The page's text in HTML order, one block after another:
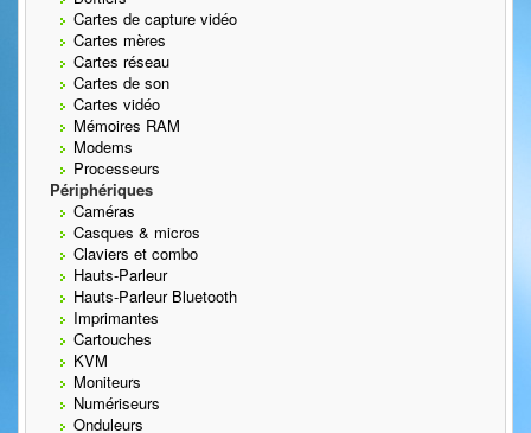
Cartes de capture vidéo
Cartes mères
Cartes réseau
Cartes de son
Cartes vidéo
Mémoires RAM
Modems
Processeurs
Périphériques
Caméras
Casques & micros
Claviers et combo
Hauts-Parleur
Hauts-Parleur Bluetooth
Imprimantes
Cartouches
KVM
Moniteurs
Numériseurs
Onduleurs